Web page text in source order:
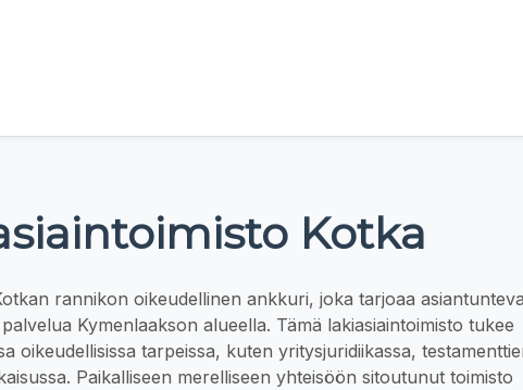
Kotka
rannikon oikeudellinen ankkuri, joka tarjoaa
Kymenlaakson alueella. Tämä lakiasiaintoimisto tukee
oikeudellisissa tarpeissa, kuten yritysjuridiikassa,
Paikalliseen merelliseen yhteisöön sitoutunut toimisto